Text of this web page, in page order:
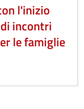
l'inizio
incontri
le famiglie